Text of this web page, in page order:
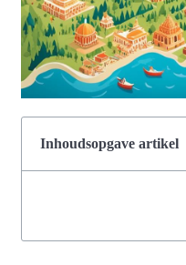
Inhoudsopgave artikel